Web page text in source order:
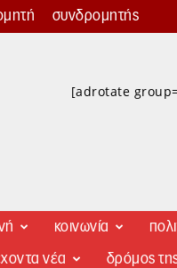
συνδρομητής
[adrotate
κοινωνία
νέα δρόμος